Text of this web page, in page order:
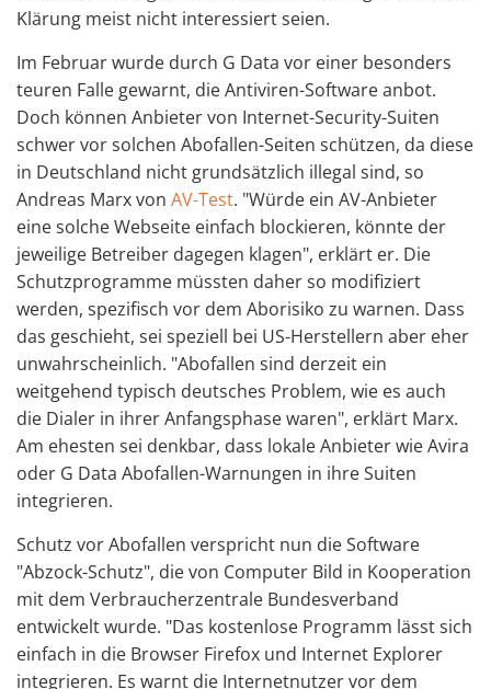
Klärung meist nicht interessiert seien.
Im Februar wurde durch G Data vor einer besonders
teuren Falle gewarnt, die Antiviren-Software anbot.
Doch können Anbieter von Internet-Security-Suiten
schwer vor solchen Abofallen-Seiten schützen, da diese
in Deutschland nicht grundsätzlich illegal sind, so
Andreas Marx von AV-Test. "Würde ein AV-Anbieter
eine solche Webseite einfach blockieren, könnte der
jeweilige Betreiber dagegen klagen", erklärt er. Die
Schutzprogramme müssten daher so modifiziert
werden, spezifisch vor dem Aborisiko zu warnen. Dass
das geschieht, sei speziell bei US-Herstellern aber eher
unwahrscheinlich. "Abofallen sind derzeit ein
weitgehend typisch deutsches Problem, wie es auch
die Dialer in ihrer Anfangsphase waren", erklärt Marx.
Am ehesten sei denkbar, dass lokale Anbieter wie Avira
oder G Data Abofallen-Warnungen in ihre Suiten
integrieren.
Schutz vor Abofallen verspricht nun die Software
"Abzock-Schutz", die von Computer Bild in Kooperation
mit dem Verbraucherzentrale Bundesverband
entwickelt wurde. "Das kostenlose Programm lässt sich
einfach in die Browser Firefox und Internet Explorer
integrieren. Es warnt die Internetnutzer vor dem